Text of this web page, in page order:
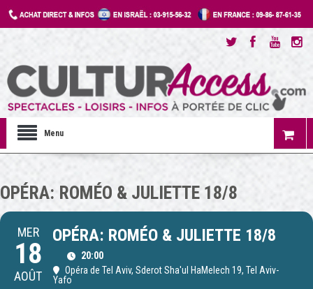
Menu
OPÉRA: ROMÉO & JULIETTE 18/8
MER
18
AOÛT
OPÉRA: ROMÉO & JULIETTE 18/8
20:00
Opéra de Tel Aviv, Sderot Sha'ul HaMelech 19, Tel Aviv-
Yafo